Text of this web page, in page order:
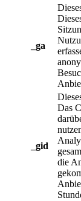
_ga
_gid
Das
die